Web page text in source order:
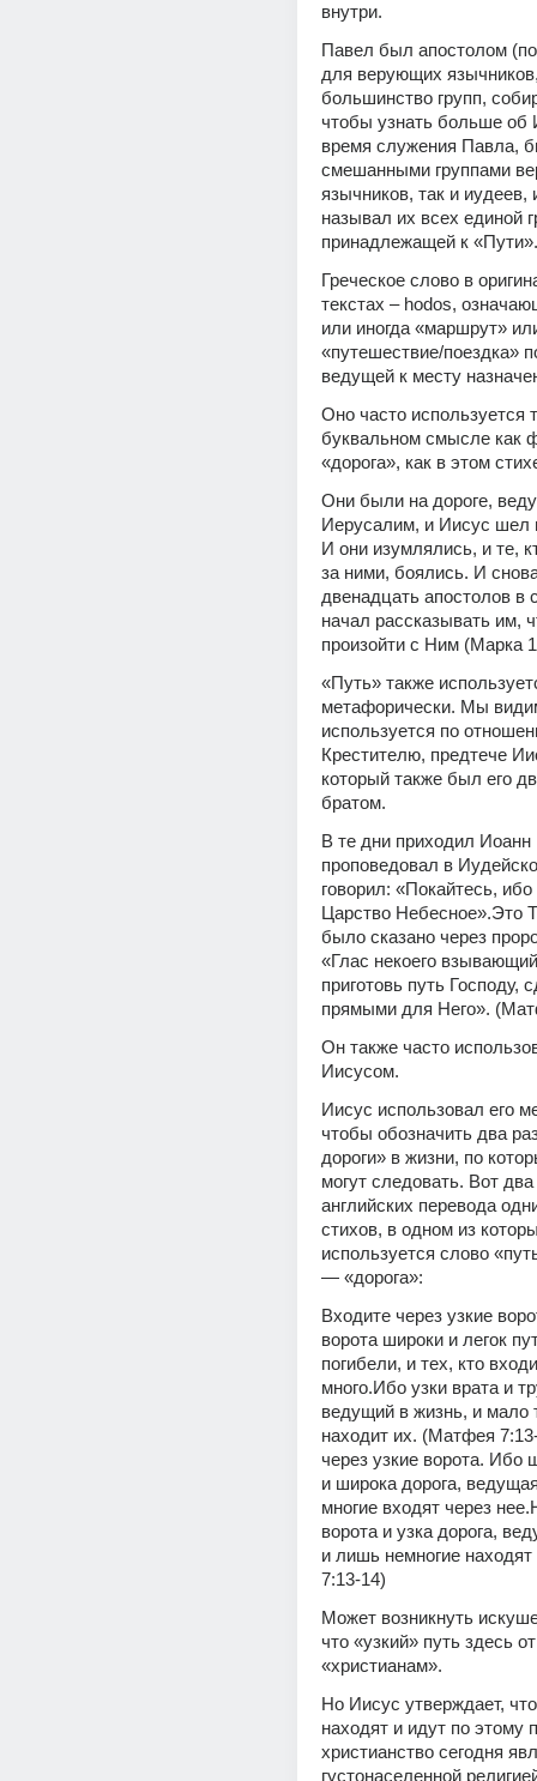
внутри.
Павел был апостолом
для верующих
большинство групп,
чтобы узнать больше об
время служения Павла,
смешанными группами
язычников, так и иудеев,
называл их всех единой
принадлежащей к «Пути».
Греческое слово в
текстах – hodos,
или иногда «маршрут»
«путешествие/поездка»
ведущей к месту
Оно часто используется
буквальном смысле как
«дорога», как в этом
Они были на дороге,
Иерусалим, и Иисус шел
И они изумлялись, и те,
за ними, боялись. И
двенадцать апостолов в
начал рассказывать им,
произойти с Ним (Марка
«Путь» также
метафорически. Мы
используется по
Крестителю, предтече
который также был его
братом.
В те дни приходил Иоанн
проповедовал в
говорил: «Покайтесь, ибо
Царство Небесное».Это
было сказано через
«Глас некоего
приготовь путь Господу,
прямыми для Него».
Он также часто
Иисусом.
Иисус использовал его
чтобы обозначить два
дороги» в жизни, по
могут следовать. Вот
английских перевода
стихов, в одном из
используется слово
— «дорога»:
Входите через узкие
ворота широки и легок
погибели, и тех, кто
много.Ибо узки врата и
ведущий в жизнь, и мало
находит их. (Матфея
через узкие ворота. Ибо
и широка дорога,
многие входят через
ворота и узка дорога,
и лишь немногие
7:13-14)
Может возникнуть
что «узкий» путь здесь
«христианам».
Но Иисус утверждает,
находят и идут по этому
христианство сегодня
густонаселенной